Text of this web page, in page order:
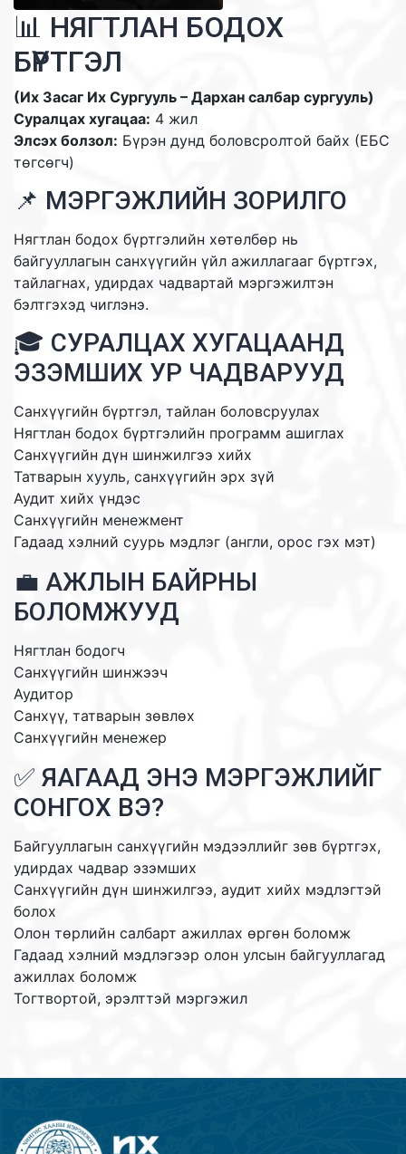
📊 НЯГТЛАН БОДОХ
БҮРТГЭЛ
(Их Засаг Их Сургууль – Дархан салбар сургууль)
Суралцах хугацаа: 4 жил
Элсэх болзол: Бүрэн дунд боловсролтой байх (ЕБС
төгсөгч)
📌 МЭРГЭЖЛИЙН ЗОРИЛГО
Нягтлан бодох бүртгэлийн хөтөлбөр нь
байгууллагын санхүүгийн үйл ажиллагааг бүртгэх,
тайлагнах, удирдах чадвартай мэргэжилтэн
бэлтгэхэд чиглэнэ.
🎓 СУРАЛЦАХ ХУГАЦААНД
ЭЗЭМШИХ УР ЧАДВАРУУД
Санхүүгийн бүртгэл, тайлан боловсруулах
Нягтлан бодох бүртгэлийн программ ашиглах
Санхүүгийн дүн шинжилгээ хийх
Татварын хууль, санхүүгийн эрх зүй
Аудит хийх үндэс
Санхүүгийн менежмент
Гадаад хэлний суурь мэдлэг (англи, орос гэх мэт)
💼 АЖЛЫН БАЙРНЫ
БОЛОМЖУУД
Нягтлан бодогч
Санхүүгийн шинжээч
Аудитор
Санхүү, татварын зөвлөх
Санхүүгийн менежер
✅ ЯАГААД ЭНЭ МЭРГЭЖЛИЙГ
СОНГОХ ВЭ?
Байгууллагын санхүүгийн мэдээллийг зөв бүртгэх,
удирдах чадвар эзэмших
Санхүүгийн дүн шинжилгээ, аудит хийх мэдлэгтэй
болох
Олон төрлийн салбарт ажиллах өргөн боломж
Гадаад хэлний мэдлэгээр олон улсын байгууллагад
ажиллах боломж
Тогтвортой, эрэлттэй мэргэжил